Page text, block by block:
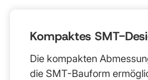
Kompaktes SMT-
Die kompakten
die SMT-Bauform